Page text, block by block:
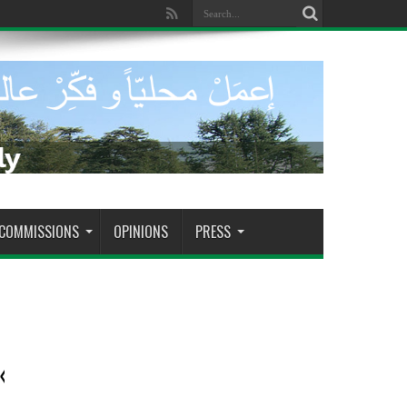
de tomar decisões decisivas
OPINIONS PRESS